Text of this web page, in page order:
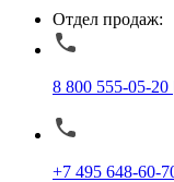
Отдел продаж:
8 800 555-05-20
+7 495 648-60-